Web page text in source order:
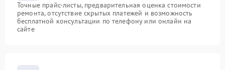
Точные прайс-листы, предварительная оценка стоимости
ремонта, отсутствие скрытых платежей и возможность
бесплатной консультации по телефону или онлайн на
сайте